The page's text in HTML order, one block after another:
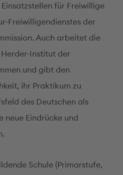
für Freiwillige
Freiwilligendienstes der
Auch arbeitet die
Herder-Institut der
und gibt den
ihr Praktikum zu
des Deutschen als
neue Eindrücke und
Schule (Primarstufe,